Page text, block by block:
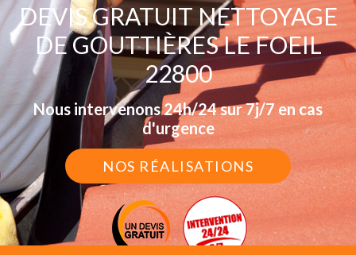
DEVIS GRATUIT NETTOYAGE
DE GOUTTIÈRES LE FOEIL
22800
Nous intervenons 24h/24 sur 7j/7 en cas
d'urgence
NOS RÉALISATIONS